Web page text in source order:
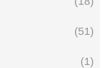
(51)
(1)